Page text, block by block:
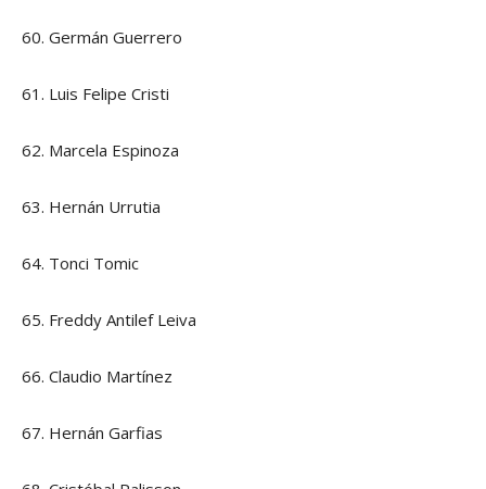
60. Germán Guerrero
61. Luis Felipe Cristi
62. Marcela Espinoza
63. Hernán Urrutia
64. Tonci Tomic
65. Freddy Antilef Leiva
66. Claudio Martínez
67. Hernán Garfias